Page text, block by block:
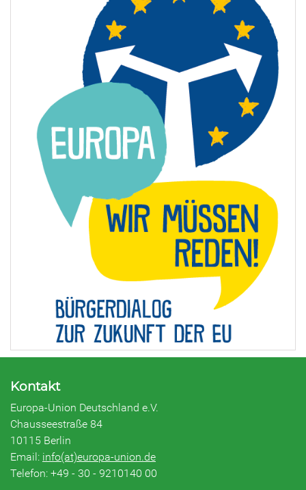
Kontakt
Europa-Union Deutschland e.V.
Chausseestraße 84
10115 Berlin
Email: info(at)europa-union.de
Telefon: +49 - 30 - 9210140 00